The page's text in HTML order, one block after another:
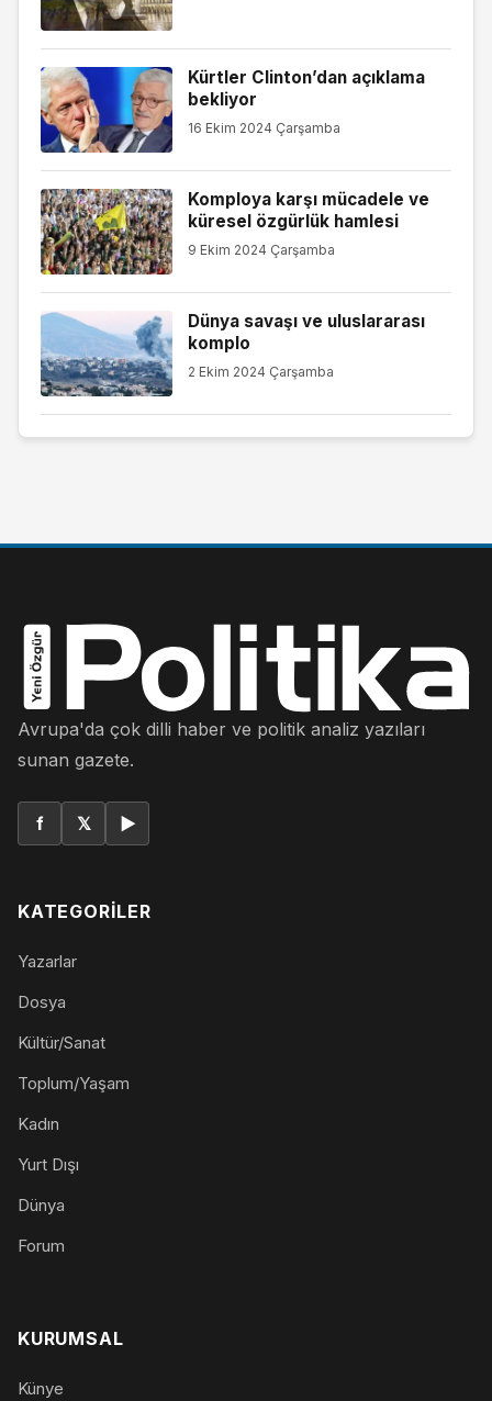
Kürtler Clinton’dan açıklama
bekliyor
16 Ekim 2024 Çarşamba
Komploya karşı mücadele ve
küresel özgürlük hamlesi
9 Ekim 2024 Çarşamba
Dünya savaşı ve uluslararası
komplo
2 Ekim 2024 Çarşamba
Avrupa'da çok dilli haber ve politik analiz yazıları
sunan gazete.
f 𝕏 ▶
KATEGORILER
Yazarlar
Dosya
Kültür/Sanat
Toplum/Yaşam
Kadın
Yurt Dışı
Dünya
Forum
KURUMSAL
Künye